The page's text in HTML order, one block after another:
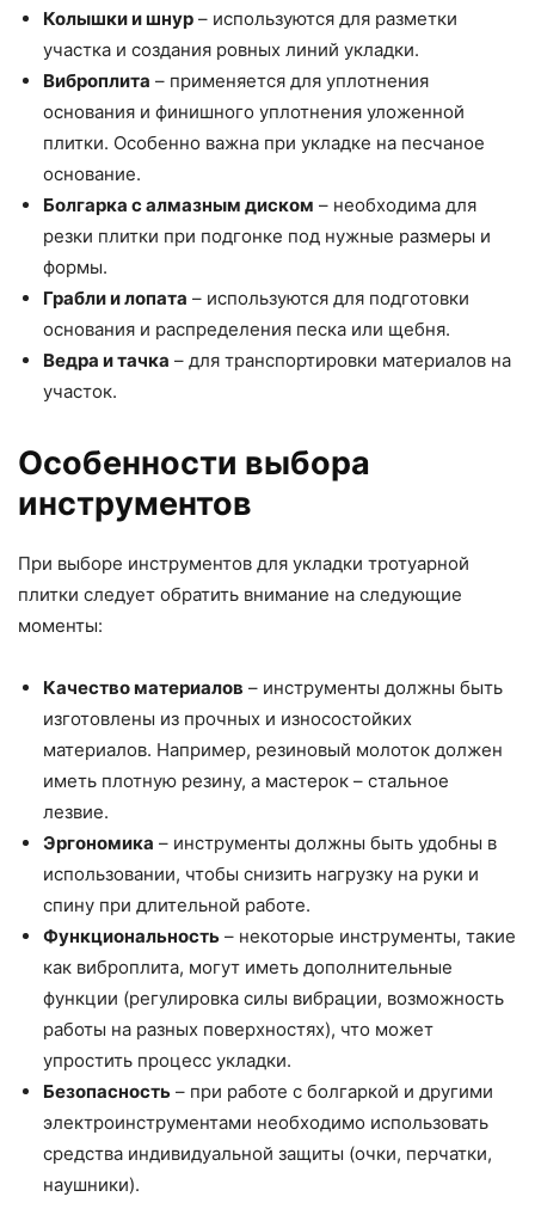
Колышки и шнур – используются для разметки
участка и создания ровных линий укладки.
Виброплита – применяется для уплотнения
основания и финишного уплотнения уложенной
плитки. Особенно важна при укладке на песчаное
основание.
Болгарка с алмазным диском – необходима для
резки плитки при подгонке под нужные размеры и
формы.
Грабли и лопата – используются для подготовки
основания и распределения песка или щебня.
Ведра и тачка – для транспортировки материалов на
участок.
Особенности выбора
инструментов
При выборе инструментов для укладки тротуарной
плитки следует обратить внимание на следующие
моменты:
Качество материалов – инструменты должны быть
изготовлены из прочных и износостойких
материалов. Например, резиновый молоток должен
иметь плотную резину, а мастерок – стальное
лезвие.
Эргономика – инструменты должны быть удобны в
использовании, чтобы снизить нагрузку на руки и
спину при длительной работе.
Функциональность – некоторые инструменты, такие
как виброплита, могут иметь дополнительные
функции (регулировка силы вибрации, возможность
работы на разных поверхностях), что может
упростить процесс укладки.
Безопасность – при работе с болгаркой и другими
электроинструментами необходимо использовать
средства индивидуальной защиты (очки, перчатки,
наушники).